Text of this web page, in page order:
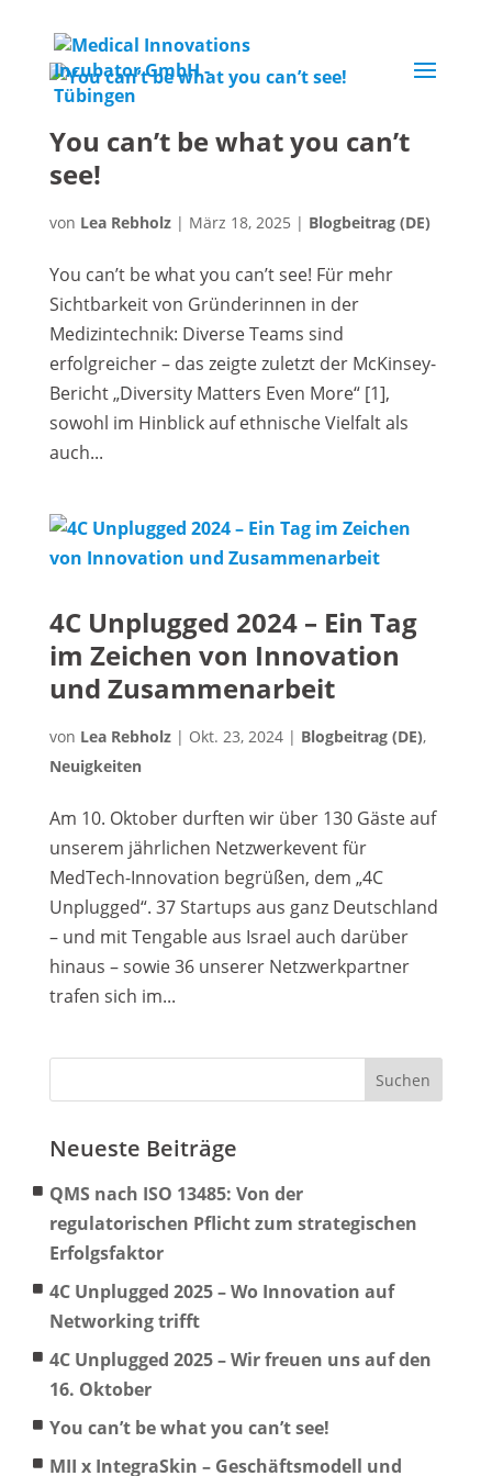
You can’t be what you can’t
see!
von Lea Rebholz| März 18, 2025 | Blogbeitrag (DE)
You can’t be what you can’t see! Für mehr
Sichtbarkeit von Gründerinnen in der
Medizintechnik: Diverse Teams sind
erfolgreicher – das zeigte zuletzt der McKinsey-
Bericht „Diversity Matters Even More“ [1],
sowohl im Hinblick auf ethnische Vielfalt als
auch...
4C Unplugged 2024 – Ein Tag
im Zeichen von Innovation
und Zusammenarbeit
von Lea Rebholz| Okt. 23, 2024| Blogbeitrag (DE),
Neuigkeiten
Am 10. Oktober durften wir über 130 Gäste auf
unserem jährlichen Netzwerkevent für
MedTech-Innovation begrüßen, dem „4C
Unplugged“. 37 Startups aus ganz Deutschland
– und mit Tengable aus Israel auch darüber
hinaus – sowie 36 unserer Netzwerkpartner
trafen sich im...
Neueste Beiträge
QMS nach ISO 13485: Von der
regulatorischen Pflicht zum strategischen
Erfolgsfaktor
4C Unplugged 2025 – Wo Innovation auf
Networking trifft
4C Unplugged 2025 – Wir freuen uns auf den
16. Oktober
You can’t be what you can’t see!
MII x IntegraSkin – Geschäftsmodell und